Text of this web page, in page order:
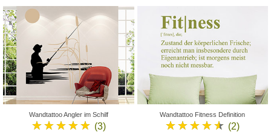
Wandtattoo Angler im Schilf
★★★★★ (3)
Wandtattoo Fitness Definition
★★★★★ (2)